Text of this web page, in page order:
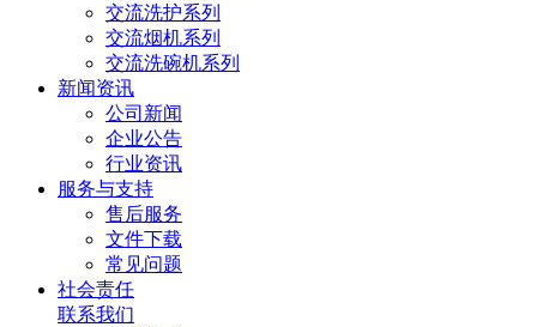
交流洗护系列
交流烟机系列
交流洗碗机系列
新闻资讯
公司新闻
企业公告
行业资讯
服务与支持
售后服务
文件下载
常见问题
社会责任
联系我们